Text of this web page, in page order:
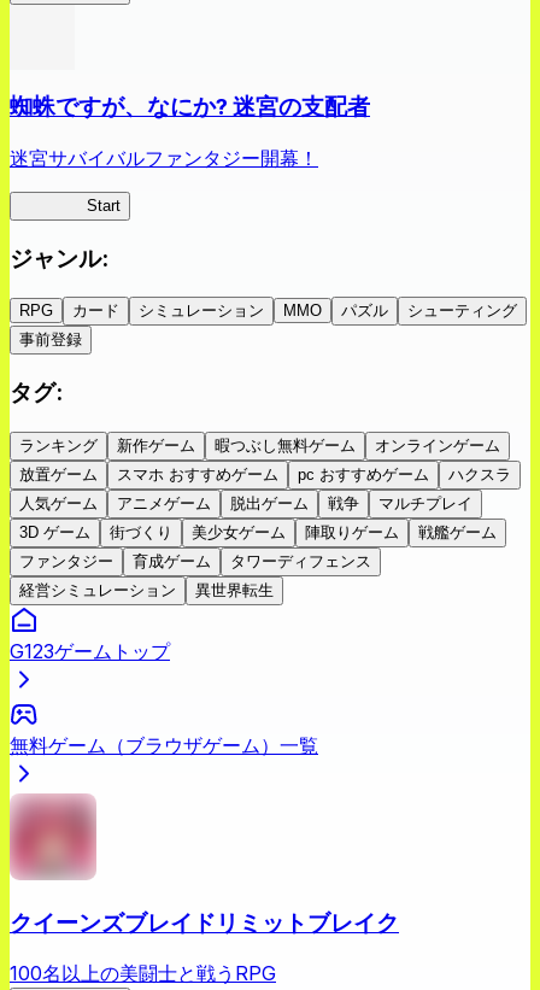
蜘蛛ですが、なにか? 迷宮の支配者
迷宮サバイバルファンタジー開幕！
Start
ジャンル:
RPG カード シミュレーション MMO パズル
シューティング
事前登録
タグ:
ランキング 新作ゲーム 暇つぶし無料ゲーム
オンラインゲーム
放置ゲーム
スマホ おすすめゲーム pc おすすめゲーム
ハクスラ
人気ゲーム
アニメゲーム 脱出ゲーム 戦争
マルチプレイ
3D ゲーム
街づくり 美少女ゲーム 陣取りゲーム
戦艦ゲーム
ファンタジー
育成ゲーム
タワーディフェンス
経営シミュレーション
異世界転生
G123ゲームトップ
無料ゲーム（ブラウザゲーム）一覧
クイーンズブレイドリミットブレイク
100名以上の美闘士と戦うRPG